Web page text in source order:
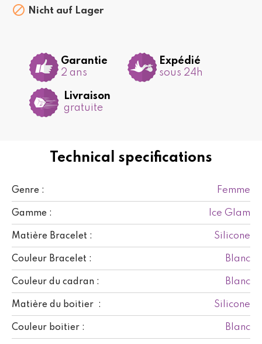
Technical specifications
Genre : Femme
Gamme : Ice Glam
Matière Bracelet : Silicone
Couleur Bracelet : Blanc
Couleur du cadran : Blanc
Matière du boitier : Silicone
Couleur boitier : Blanc
 Nicht auf Lager
Garantie
2 ans
Expédié
sous 24h
Livraison
gratuite